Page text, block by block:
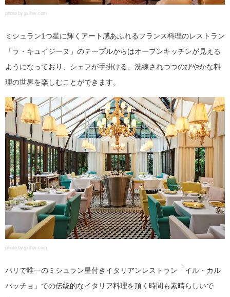
photo by jp.lhw.com
ミシュラン1つ星に輝くアート感あふれるフランス料理のレストラン
「ラ・キュイジーヌ」のテーブルからはオープンキッチンが見える
ようになっており、シェフが手掛ける、洗練されつつのびやかな料
理の世界を楽しむことができます。
photo by jp.lhw.com
パリで唯一のミシュラン星付きイタリアンレストラン「イル・カル
パッチョ」での伝統的なイタリア料理を頂く時間も素晴らしいで